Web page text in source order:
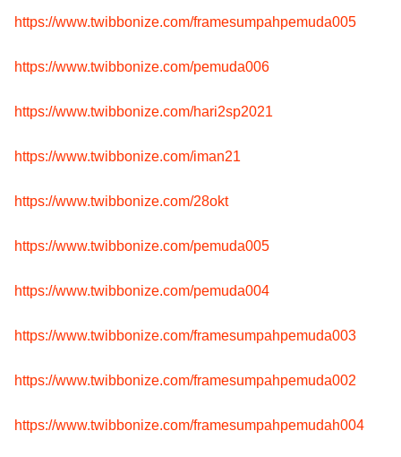
https://www.twibbonize.com/framesumpahpemuda005
https://www.twibbonize.com/pemuda006
https://www.twibbonize.com/hari2sp2021
https://www.twibbonize.com/iman21
https://www.twibbonize.com/28okt
https://www.twibbonize.com/pemuda005
https://www.twibbonize.com/pemuda004
https://www.twibbonize.com/framesumpahpemuda003
https://www.twibbonize.com/framesumpahpemuda002
https://www.twibbonize.com/framesumpahpemudah004